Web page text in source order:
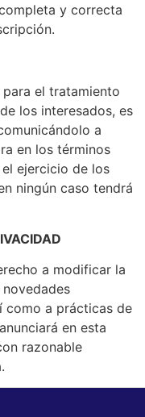
y correcta
el tratamiento
los interesados, es
a
en los términos
ejercicio de los
ningún caso tendrá
a modificar la
como a prácticas de
en esta
razonable